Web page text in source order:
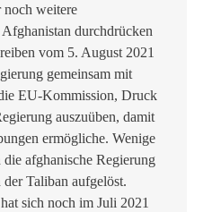
noch weitere
durchdrücken
vom 5. August 2021
gemeinsam mit
EU-Kommission, Druck
auszuüben, damit
ermögliche. Wenige
die afghanische Regierung
Taliban aufgelöst.
sich noch im Juli 2021